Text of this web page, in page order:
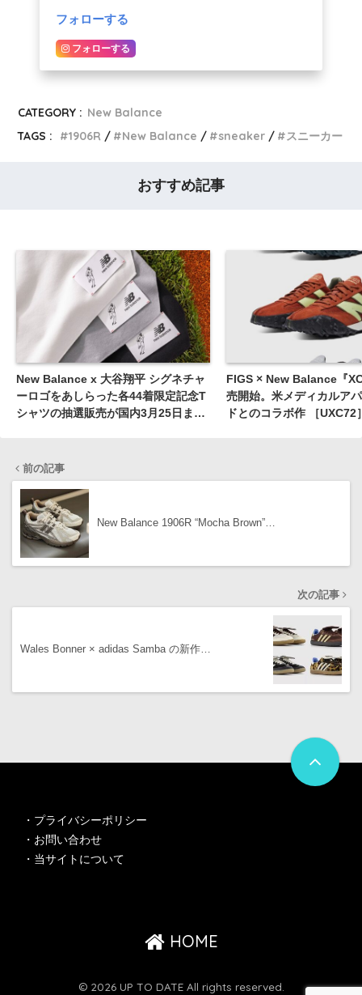
フォローする
フォローする
CATEGORY : New Balance
TAGS :
1906R New Balance sneaker スニーカー
おすすめ記事
New Balance x 大谷翔平 シグネチャ
ーロゴをあしらった各44着限定記念T
シャツの抽選販売が国内3月25日まで
FIGS × New Balance『
売開始。米メディカルア
ドとのコラボ作 ［UXC72
前の記事
New Balance 1906R “Mocha Brown”…
次の記事
Wales Bonner × adidas Samba の新作…
・ プライバシーポリシー
・ お問い合わせ
・ 当サイトについて
HOME
© 2026 UP TO DATE All rights reserved.